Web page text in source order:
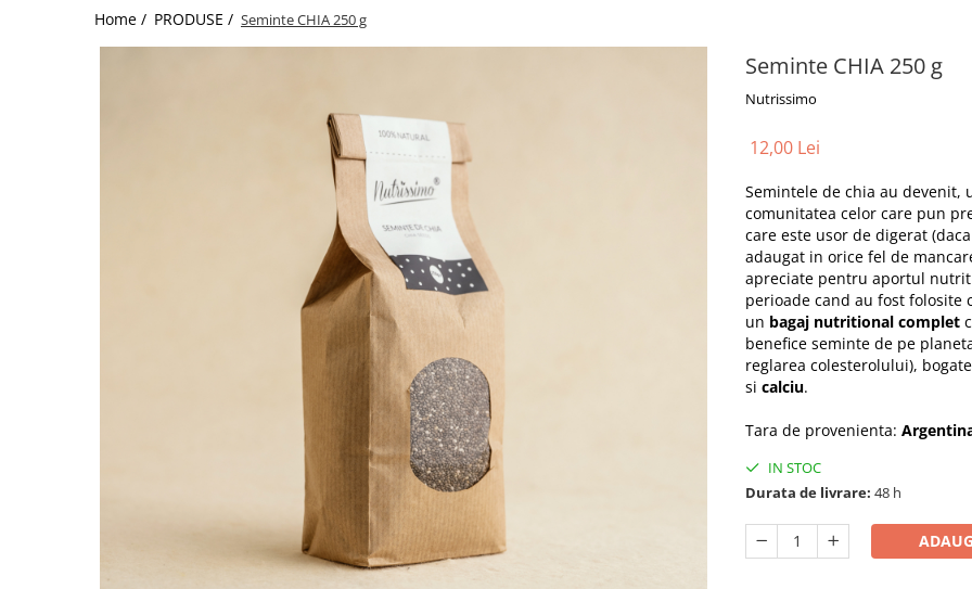
FRUCTE DESHIDRATATE
ÎNDULCITORI NATURALI / MIERE
Home / PRODUSE / Seminte CHIA 250 g
Seminte CHIA 250 g
Nutrissimo
12,00 Lei
Semintele de chia au
comunitatea celor care pun
care este usor de digerat
adaugat in orice fel de
apreciate pentru aportul
perioade cand au fost folosite
un bagaj nutritional complet
benefice seminte de pe
reglarea colesterolului),
si calciu.
Tara de provenienta:
IN STOC
Durata de livrare: 48 h